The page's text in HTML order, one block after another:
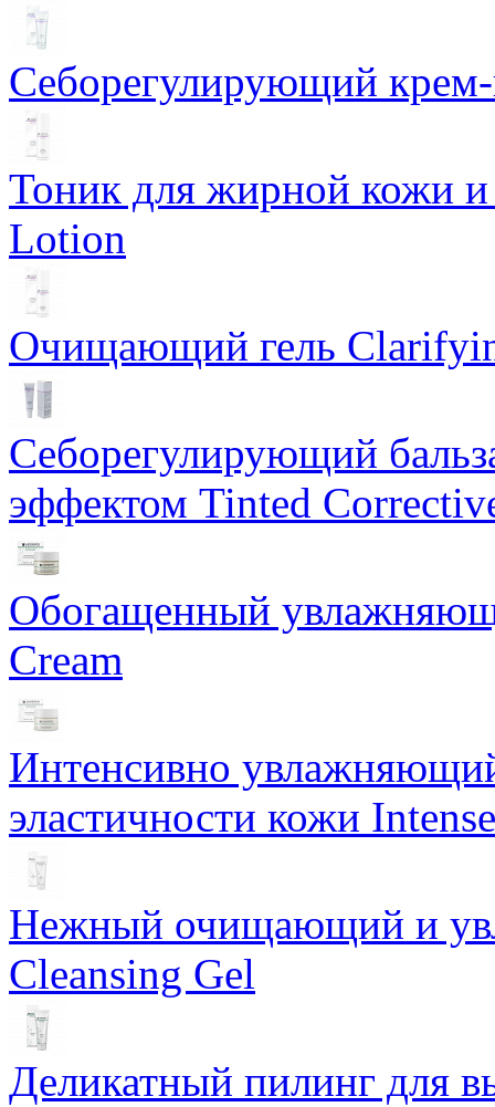
Себорегулирующий
Тоник для жирной кожи
Lotion
Очищающий гель
Себорегулирующий
эффектом Tinted
Обогащенный
Cream
Интенсивно
эластичности кожи
Нежный очищающий и
Cleansing Gel
Деликатный пилинг для